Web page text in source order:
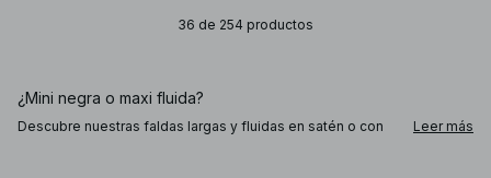
36 de 254 productos
¿Mini negra o maxi fluida?
Descubre nuestras faldas largas y fluidas en satén o con
Leer más